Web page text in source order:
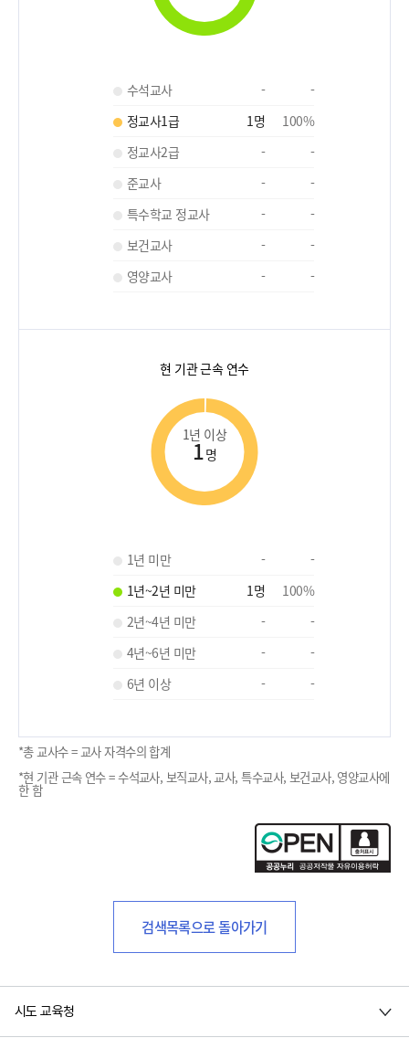
수석교사 -
-
정교사1급
1명 100%
정교사2급
-
-
준교사
-
-
특수학교 정교사
-
-
보건교사
-
-
영양교사
- -
현 기관 근속 연수
1년 이상
1명
1년 미만 -
-
1년~2년 미만
1명 100%
2년~4년 미만
-
-
4년~6년 미만
-
-
6년 이상
- -
*총 교사수 = 교사 자격수의 합계
*현 기관 근속 연수 = 수석교사, 보직교사, 교사, 특수교사, 보건교사, 영양교사에
한 함
검색목록으로 돌아가기
시도 교육청